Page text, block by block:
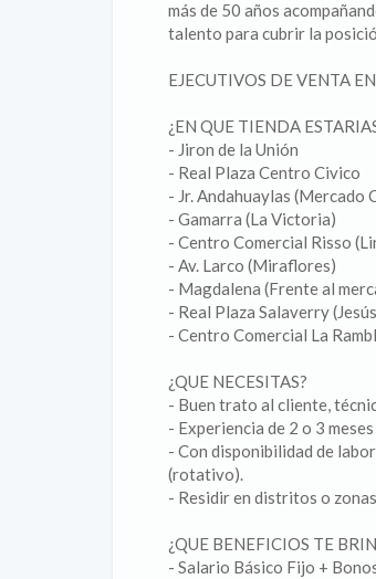
más de 50 años
talento para cubrir la
EJECUTIVOS DE VENTA
¿EN QUE TIENDA
- Jiron de la Unión
- Real Plaza Centro Civico
- Jr. Andahuaylas (Mercado
- Gamarra (La Victoria)
- Centro Comercial Risso
- Av. Larco (Miraflores)
- Magdalena (Frente al
- Real Plaza Salaverry
- Centro Comercial La
¿QUE NECESITAS?
- Buen trato al cliente,
- Experiencia de 2 o 3
- Con disponibilidad de
(rotativo).
- Residir en distritos o
¿QUE BENEFICIOS TE
- Salario Básico Fijo +